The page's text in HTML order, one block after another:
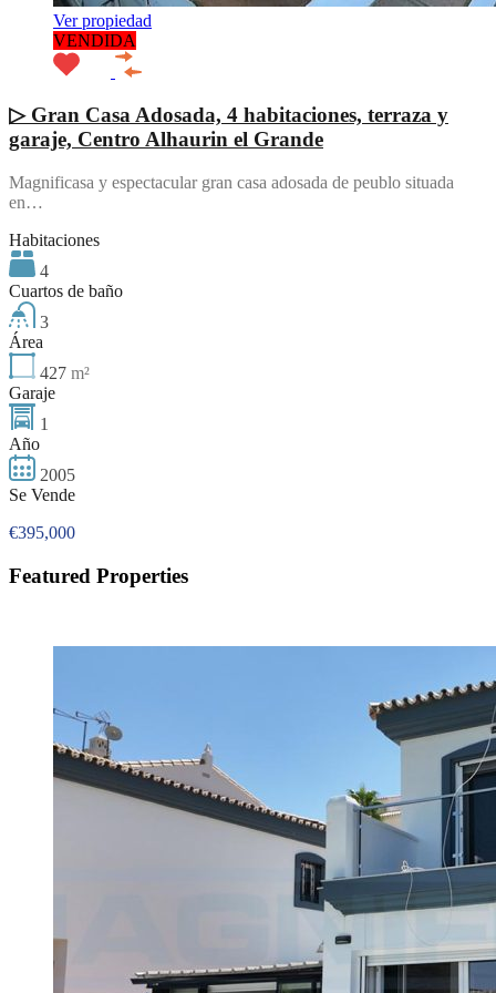
Ver propiedad
VENDIDA
▷ Gran Casa Adosada, 4 habitaciones, terraza y
garaje, Centro Alhaurin el Grande
Magnificasa y espectacular gran casa adosada de peublo situada
en…
Habitaciones
4
Cuartos de baño
3
Área
427 m²
Garaje
1
Año
2005
Se Vende
€395,000
Featured Properties